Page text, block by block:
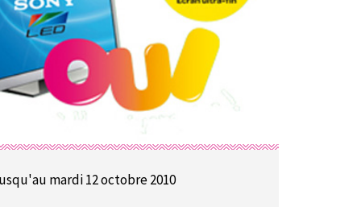
mardi 12 octobre 2010